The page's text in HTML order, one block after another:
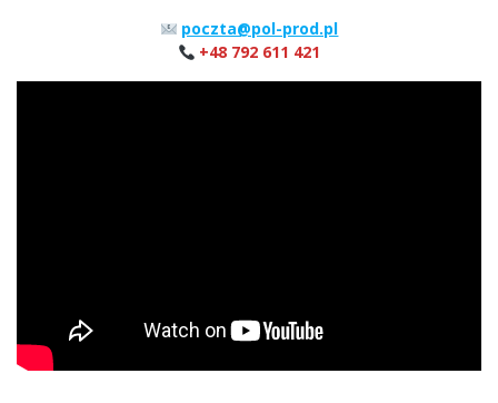
poczta@pol-prod.pl
+48 792 611 421